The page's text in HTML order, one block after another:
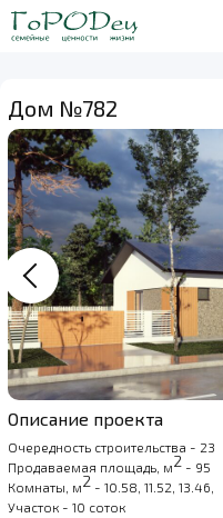
Дом №782
Описание проекта
Очередность строительства - 23
Продаваемая площадь, м2 - 95
Комнаты, м2 - 10.58, 11.52, 13.46,
Участок - 10 соток